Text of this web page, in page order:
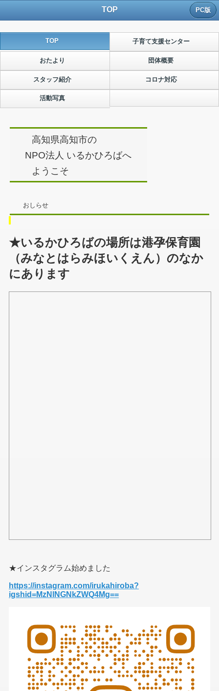
TOP PC版
TOP 子育て支援センター
おたより 団体概要
スタッフ紹介 コロナ対応
活動写真
高知県高知市の
NPO法人 いるかひろばへ
ようこそ
おしらせ
★いるかひろばの場所は港孕保育園
（みなとはらみほいくえん）のなか
にあります
★インスタグラム始めました
https://instagram.com/irukahiroba?
igshid=MzNlNGNkZWQ4Mg==